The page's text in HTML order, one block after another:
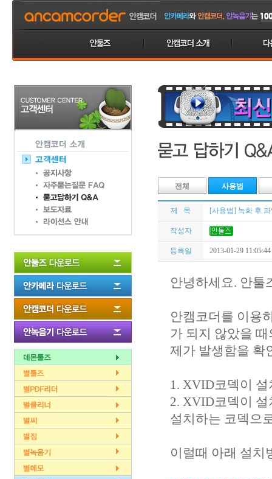
전체 사용법
제 목 [사용법] 녹화 후
작성자
등록일 2013-01-29 11:05:44
안녕하세요. 안툴
안캠코더를 이용
가 되지 않았을
제가 발생함을 확
1. XVID코덱이
2. XVID코덱이
설치하는 코덱으
이럴때 아래 설치